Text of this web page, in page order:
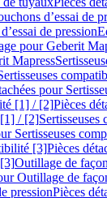
d’essai de
de pression
pour Geberit
Mapress
pour
[1] / [2]Pièces
[1] / [2]
Sertisseuses
[3]Pièces
Outillage de
Outillage de
pressionPièces